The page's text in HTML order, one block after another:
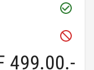
499.00.-